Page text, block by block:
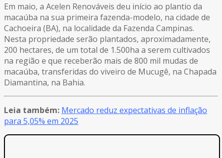
Em maio, a Acelen Renováveis deu início ao plantio da
macaúba na sua primeira fazenda-modelo, na cidade de
Cachoeira (BA), na localidade da Fazenda Campinas.
Nesta propriedade serão plantados, aproximadamente,
200 hectares, de um total de 1.500ha a serem cultivados
na região e que receberão mais de 800 mil mudas de
macaúba, transferidas do viveiro de Mucugê, na Chapada
Diamantina, na Bahia.
Leia também: Mercado reduz expectativas de inflação
para 5,05% em 2025